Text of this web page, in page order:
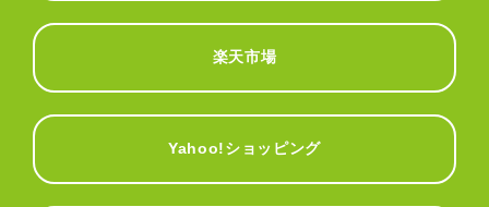
楽天市場
Yahoo!ショッピング